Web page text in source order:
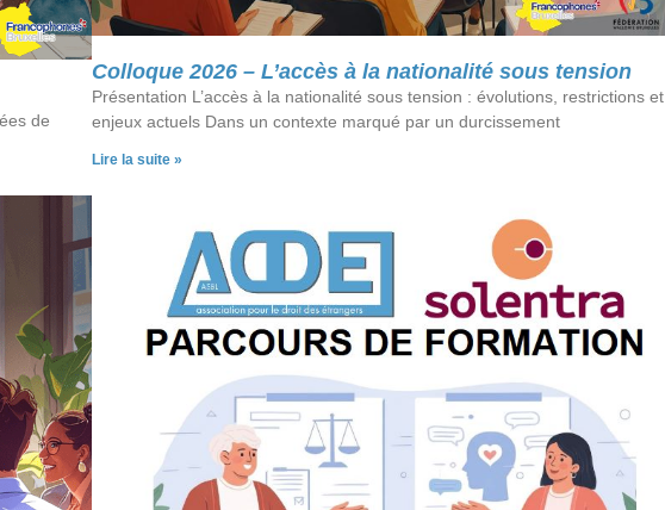
de
Colloque 2026 – L’accès à la nationalité sous tension
Présentation L’accès à la nationalité sous tension : évolutions, restrictions et
enjeux actuels Dans un contexte marqué par un durcissement
Lire la suite »